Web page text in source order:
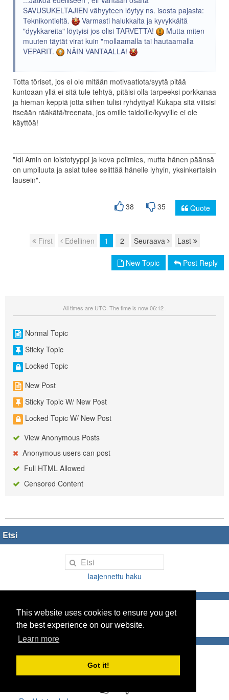
This website uses cookies to ensure you get
the best experience on our website.
Learn more
Got it!
SAVUSUKELTAJIEN vähyyteen löytyy ns. isosta pajasta:
Teknikontieltä.
Varmasti halukkaita ja kyvykkäitä
"dyykkareita" löytyisi jos olisi TARVETTA!
Mutta miten
muuten täytät virat kuin "mollaamalla tai hautaamalla
VEPARIT.
NÄIN VANTAALLA!
Totta töriset, jos ei ole mitään motivaatiota/syytä pitää
kuntoaan yllä ei sitä tule tehtyä, pitäisi olla tarpeeksi porkkanaa
ja hieman keppiä jotta siihen tulisi ryhdyttyä! Kukapa sitä viitsisi
itseään rääkätä/treenata, jos omille taidoille/kyvyille ei ole
käyttöä!
"Idi Amin on loistotyyppi ja kova pelimies, mutta hänen päänsä
on umpiluuta ja asiat tulee selittää hänelle lyhyin, yksinkertaisin
lausein".
38 35 Quote
Page navigation
First Edellinen 1 2 Seuraava Last
New Topic Post Reply
All times are UTC. The time is now 06:12 .
Normal Topic
Sticky Topic
Locked Topic
New Post
Sticky Topic W/ New Post
Locked Topic W/ New Post
View Anonymous Posts
Anonymous users can post
Full HTML Allowed
Censored Content
Etsi
laajennettu haku
Forum Index
Popular Topics
Uudenmaan sopimus...
Re: keikkaa pukka...